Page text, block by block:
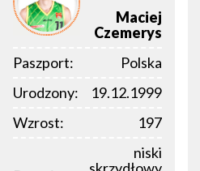
Maciej
Czemerys
Paszport:
Polska
Urodzony:
19.12.1999
Wzrost:
197
niski